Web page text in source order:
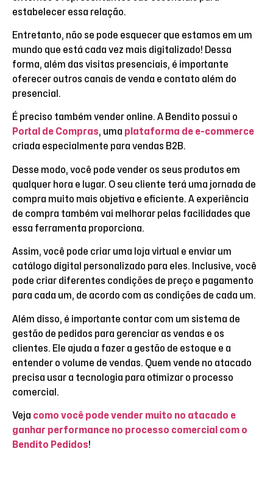
estabelecer essa relação.
Entretanto, não se pode esquecer que estamos em um
mundo que está cada vez mais digitalizado! Dessa
forma, além das visitas presenciais, é importante
oferecer outros canais de venda e contato além do
presencial.
É preciso também vender online. A Bendito possui o
Portal de Compras, uma plataforma de e-commerce
criada especialmente para vendas B2B.
Desse modo, você pode vender os seus produtos em
qualquer hora e lugar. O seu cliente terá uma jornada de
compra muito mais objetiva e eficiente. A experiência
de compra também vai melhorar pelas facilidades que
essa ferramenta proporciona.
Assim, você pode criar uma loja virtual e enviar um
catálogo digital personalizado para eles. Inclusive, você
pode criar diferentes condições de preço e pagamento
para cada um, de acordo com as condições de cada um.
Além disso, é importante contar com um sistema de
gestão de pedidos para gerenciar as vendas e os
clientes. Ele ajuda a fazer a gestão de estoque e a
entender o volume de vendas. Quem vende no atacado
precisa usar a tecnologia para otimizar o processo
comercial.
Veja como você pode vender muito no atacado e
ganhar performance no processo comercial com o
Bendito Pedidos!